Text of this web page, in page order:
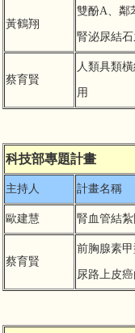
黃鶴翔
雙酚A、鄰
腎泌尿結
蔡育賢
人類具類
用
科技部專題計畫
主持人 計畫名稱
歐建慧 腎血管結
蔡育賢
前胸腺素
尿路上皮